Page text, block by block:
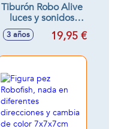
Tiburón Robo Alive
luces y sonidos
movimientos reales
nada en el agua 40
3 años 19,95 €